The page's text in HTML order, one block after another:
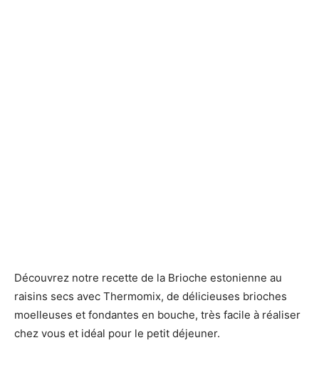
Découvrez notre recette de la Brioche estonienne au
raisins secs avec Thermomix, de délicieuses brioches
moelleuses et fondantes en bouche, très facile à réaliser
chez vous et idéal pour le petit déjeuner.